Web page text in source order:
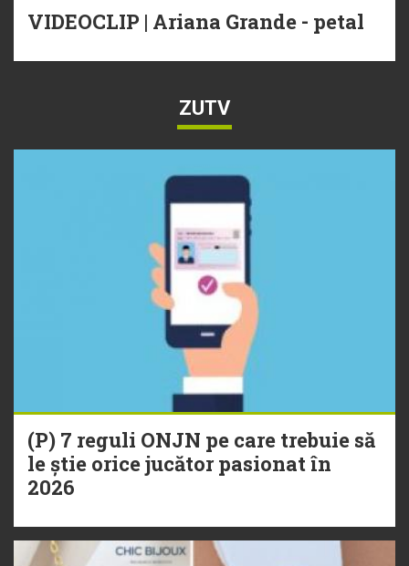
VIDEOCLIP | Ariana Grande - petal
ZUTV
(P) 7 reguli ONJN pe care trebuie să
le știe orice jucător pasionat în
2026